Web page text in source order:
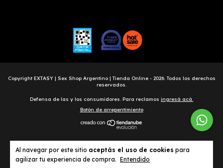
Al navegar por este sitio aceptás el uso de cookies para
agilizar tu experiencia de compra. Entendido
Copyright EXTASY | Sex Shop Argentino | Tienda Online - 2026. Todos los derechos
reservados.
Defensa de las y los consumidores. Para reclamos ingresá acá.
Botón de arrepentimiento